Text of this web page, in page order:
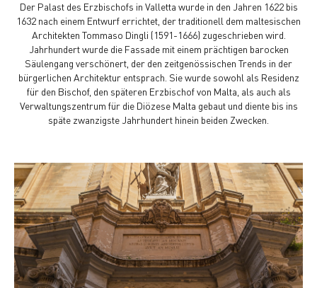
Der Palast des Erzbischofs in Valletta wurde in den Jahren 1622 bis
1632 nach einem Entwurf errichtet, der traditionell dem maltesischen
Architekten Tommaso Dingli (1591-1666) zugeschrieben wird.
Jahrhundert wurde die Fassade mit einem prächtigen barocken
Säulengang verschönert, der den zeitgenössischen Trends in der
bürgerlichen Architektur entsprach. Sie wurde sowohl als Residenz
für den Bischof, den späteren Erzbischof von Malta, als auch als
Verwaltungszentrum für die Diözese Malta gebaut und diente bis ins
späte zwanzigste Jahrhundert hinein beiden Zwecken.